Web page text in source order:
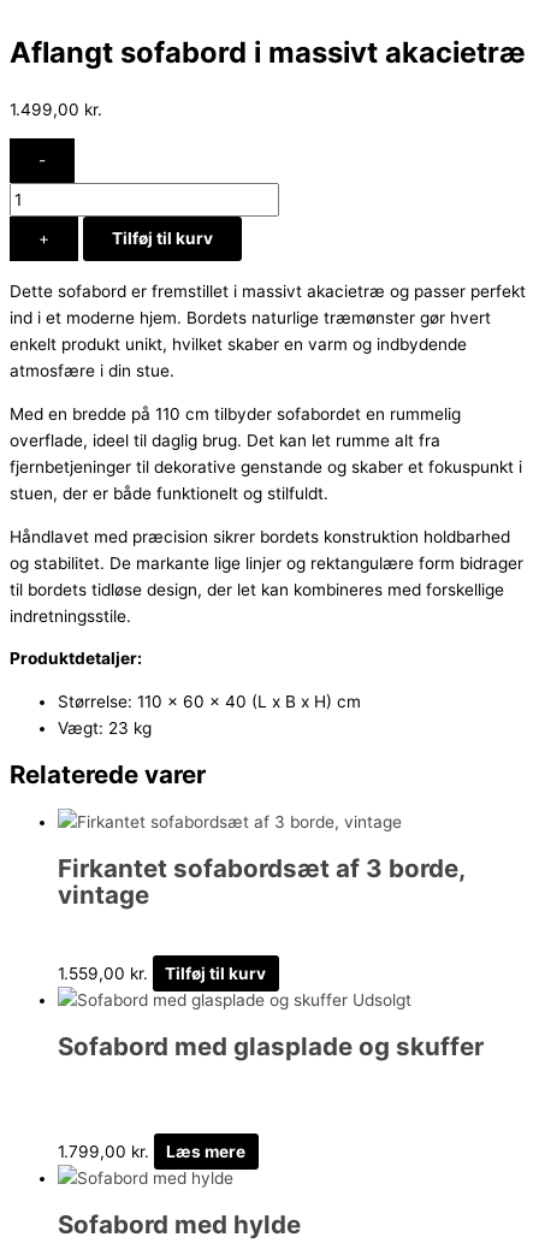
Aflangt sofabord i massivt akacietræ
1.499,00 kr.
-
+ Tilføj til kurv
Dette sofabord er fremstillet i massivt akacietræ og passer perfekt
ind i et moderne hjem. Bordets naturlige træmønster gør hvert
enkelt produkt unikt, hvilket skaber en varm og indbydende
atmosfære i din stue.
Med en bredde på 110 cm tilbyder sofabordet en rummelig
overflade, ideel til daglig brug. Det kan let rumme alt fra
fjernbetjeninger til dekorative genstande og skaber et fokuspunkt i
stuen, der er både funktionelt og stilfuldt.
Håndlavet med præcision sikrer bordets konstruktion holdbarhed
og stabilitet. De markante lige linjer og rektangulære form bidrager
til bordets tidløse design, der let kan kombineres med forskellige
indretningsstile.
Produktdetaljer:
Størrelse: 110 x 60 x 40 (L x B x H) cm
Vægt: 23 kg
Relaterede varer
Firkantet sofabordsæt af 3 borde,
vintage
1.559,00 kr.
Tilføj til kurv
Udsolgt
Sofabord med glasplade og skuffer
1.799,00 kr. Læs mere
Sofabord med hylde